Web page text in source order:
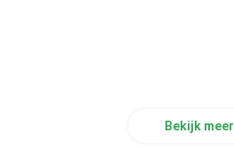
Bekijk meer